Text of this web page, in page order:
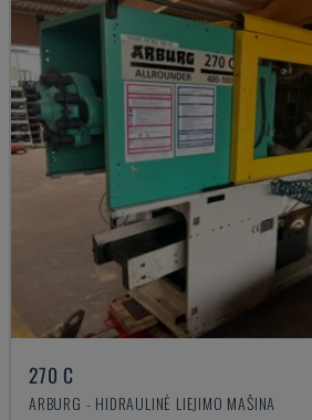
270 C
ARBURG - HIDRAULINĖ LIEJIMO MAŠINA